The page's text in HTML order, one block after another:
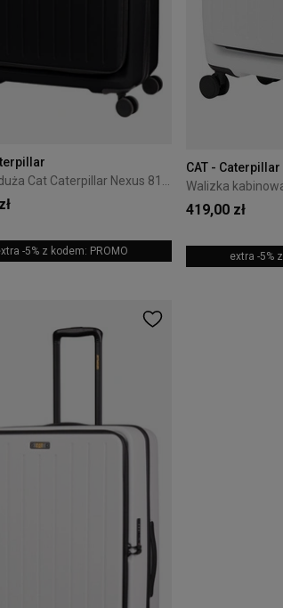
-5% z kodem: PROMO
CAT - Caterpillar
419,00 zł
extra -5%